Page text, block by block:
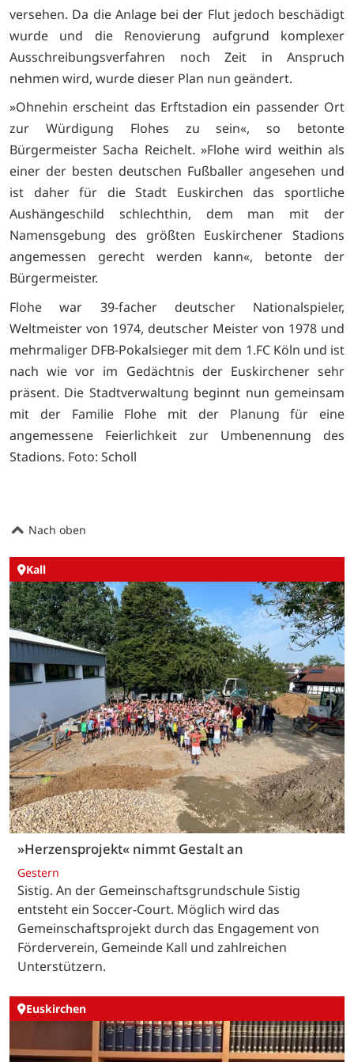
versehen. Da die Anlage bei der Flut jedoch beschädigt
wurde und die Renovierung aufgrund komplexer
Ausschreibungsverfahren noch Zeit in Anspruch
nehmen wird, wurde dieser Plan nun geändert.
»Ohnehin erscheint das Erftstadion ein passender Ort
zur Würdigung Flohes zu sein«, so betonte
Bürgermeister Sacha Reichelt. »Flohe wird weithin als
einer der besten deutschen Fußballer angesehen und
ist daher für die Stadt Euskirchen das sportliche
Aushängeschild schlechthin, dem man mit der
Namensgebung des größten Euskirchener Stadions
angemessen gerecht werden kann«, betonte der
Bürgermeister.
Flohe war 39-facher deutscher Nationalspieler,
Weltmeister von 1974, deutscher Meister von 1978 und
mehrmaliger DFB-Pokalsieger mit dem 1.FC Köln und ist
nach wie vor im Gedächtnis der Euskirchener sehr
präsent. Die Stadtverwaltung beginnt nun gemeinsam
mit der Familie Flohe mit der Planung für eine
angemessene Feierlichkeit zur Umbenennung des
Stadions. Foto: Scholl
Nach oben
Kall
»Herzensprojekt« nimmt Gestalt an
Gestern
Sistig. An der Gemeinschaftsgrundschule Sistig
entsteht ein Soccer-Court. Möglich wird das
Gemeinschaftsprojekt durch das Engagement von
Förderverein, Gemeinde Kall und zahlreichen
Unterstützern.
Euskirchen